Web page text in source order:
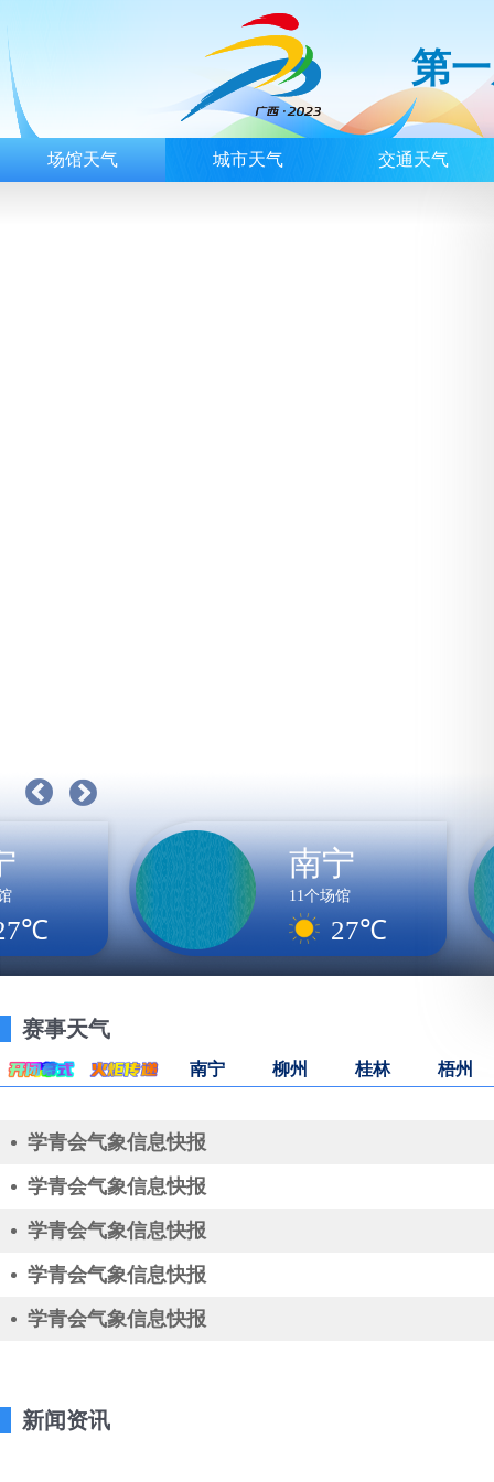
第
场馆天气 城市天气 交通天气
南宁
11个场馆
27℃
赛事天气
南宁 柳州 桂林 梧州
学青会气象信息快报
2023年5月30日
学青会气象信息快报
2023年5月30日
学青会气象信息快报
2023年5月30日
学青会气象信息快报
2023年5月30日
学青会气象信息快报
新闻资讯